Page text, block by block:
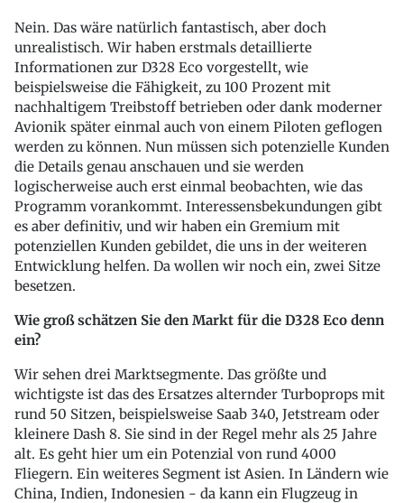
Nein. Das wäre natürlich fantastisch, aber doch
unrealistisch. Wir haben erstmals detaillierte
Informationen zur D328 Eco vorgestellt, wie
beispielsweise die Fähigkeit, zu 100 Prozent mit
nachhaltigem Treibstoff betrieben oder dank moderner
Avionik später einmal auch von einem Piloten geflogen
werden zu können. Nun müssen sich potenzielle Kunden
die Details genau anschauen und sie werden
logischerweise auch erst einmal beobachten, wie das
Programm vorankommt. Interessensbekundungen gibt
es aber definitiv, und wir haben ein Gremium mit
potenziellen Kunden gebildet, die uns in der weiteren
Entwicklung helfen. Da wollen wir noch ein, zwei Sitze
besetzen.
Wie groß schätzen Sie den Markt für die D328 Eco denn
ein?
Wir sehen drei Marktsegmente. Das größte und
wichtigste ist das des Ersatzes alternder Turboprops mit
rund 50 Sitzen, beispielsweise Saab 340, Jetstream oder
kleinere Dash 8. Sie sind in der Regel mehr als 25 Jahre
alt. Es geht hier um ein Potenzial von rund 4000
Fliegern. Ein weiteres Segment ist Asien. In Ländern wie
China, Indien, Indonesien - da kann ein Flugzeug in